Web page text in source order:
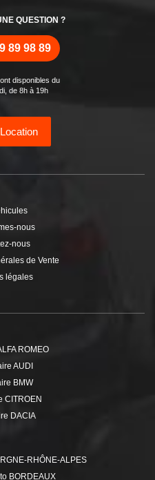
QUESTION ?
89 98 89
disponibles du
de 8h à 19h
nous
nous
de Vente
légales
ROMEO
AUDI
BMW
CITROEN
DACIA
FORD
RHÔNE-ALPES
BORDEAUX